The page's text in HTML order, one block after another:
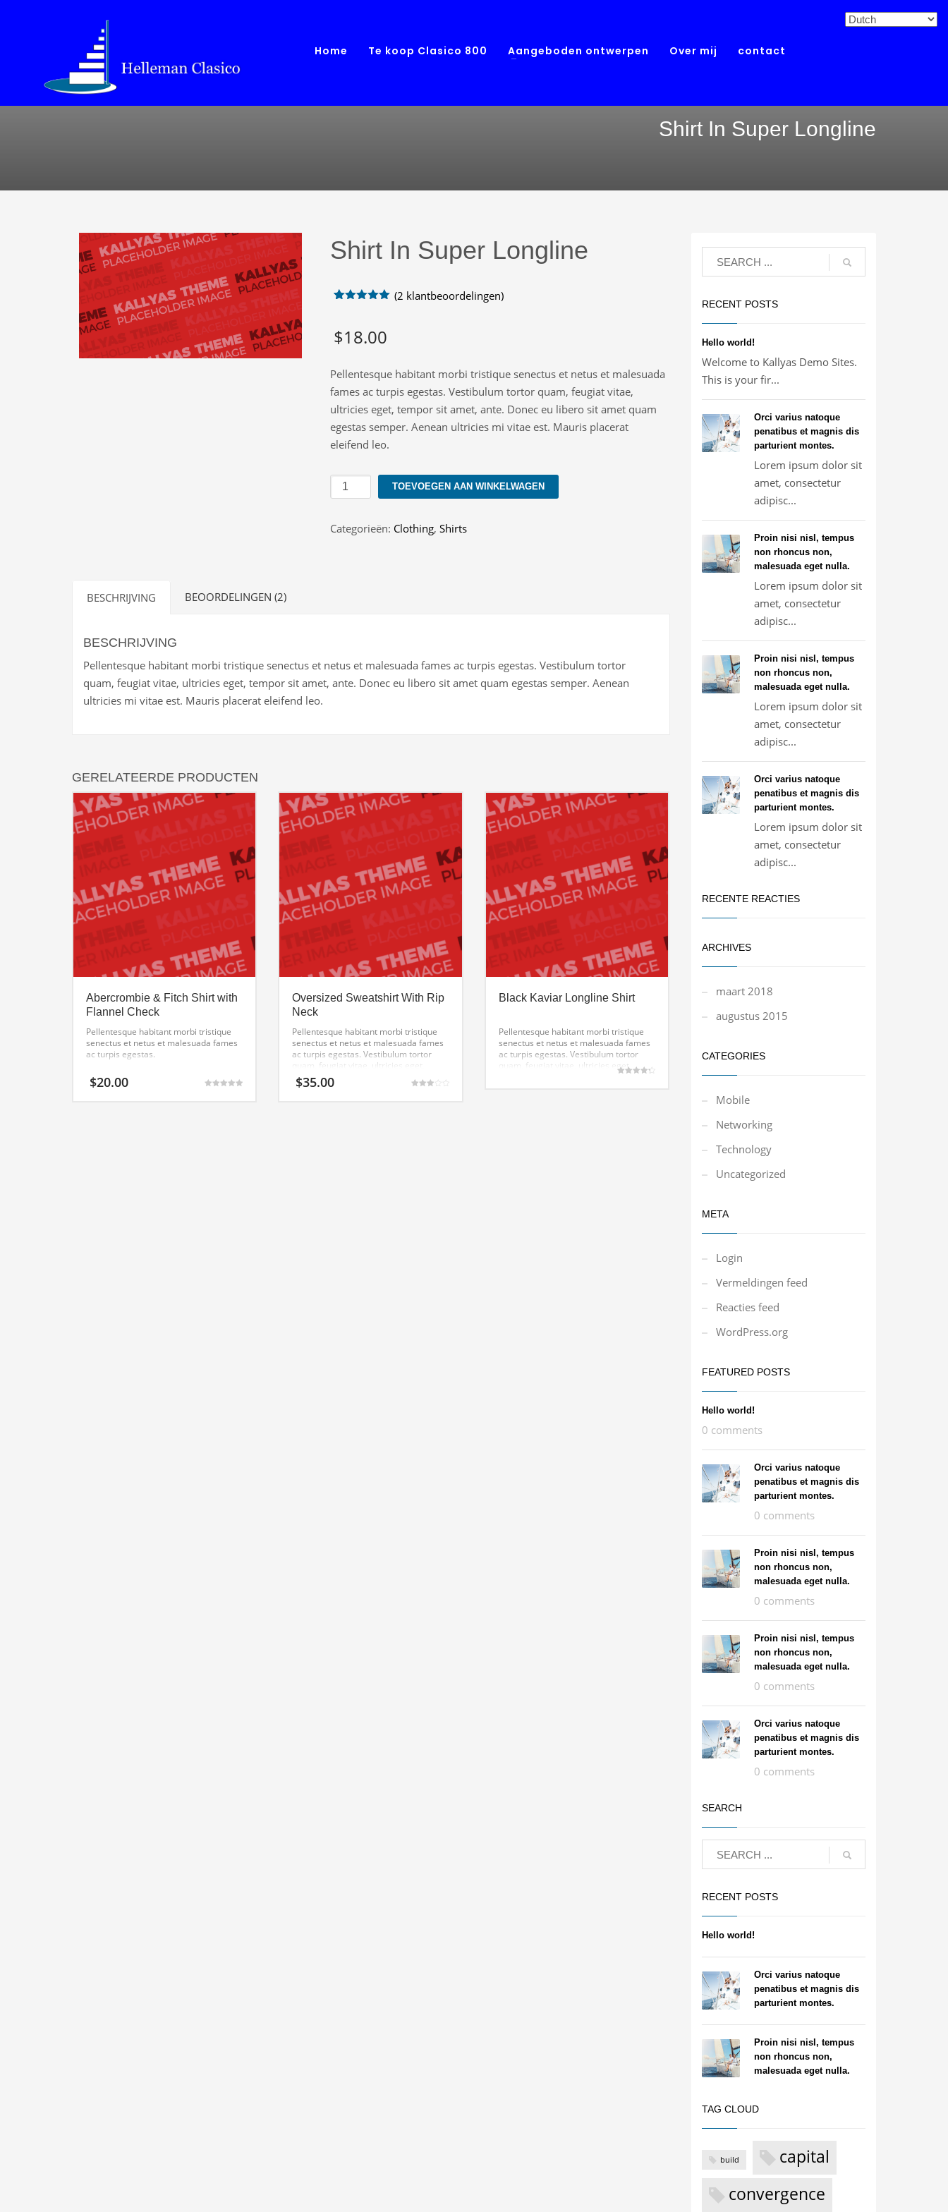
Home Te koop Clasico 800 Aangeboden ontwerpen Over mij contact
Shirt In Super Longline
Shirt In Super Longline
gebaseerd
op klant
(2 klantbeoordelingen)
$18.00
Pellentesque habitant morbi tristique senectus et netus et malesuada
fames ac turpis egestas. Vestibulum tortor quam, feugiat vitae,
ultricies eget, tempor sit amet, ante. Donec eu libero sit amet quam
egestas semper. Aenean ultricies mi vitae est. Mauris placerat
eleifend leo.
Shirt
In
Longline
TOEVOEGEN AAN WINKELWAGEN
Categorieën: Clothing, Shirts
BESCHRIJVING BEOORDELINGEN (2)
BESCHRIJVING
Pellentesque habitant morbi tristique senectus et netus et malesuada fames ac turpis egestas. Vestibulum tortor
quam, feugiat vitae, ultricies eget, tempor sit amet, ante. Donec eu libero sit amet quam egestas semper. Aenean
ultricies mi vitae est. Mauris placerat eleifend leo.
GERELATEERDE PRODUCTEN
Abercrombie & Fitch Shirt with
Flannel Check
Pellentesque habitant morbi tristique
senectus et netus et malesuada fames
ac turpis egestas.
$20.00
Oversized Sweatshirt With Rip
Neck
Pellentesque habitant morbi tristique
senectus et netus et malesuada fames
ac turpis egestas. Vestibulum tortor
quam, feugiat vitae, ultricies eget,
tempor sit amet, ante. Donec eu libero
sit amet quam egestas semper. Aenean
$35.00
Black Kaviar Longline Shirt
Pellentesque habitant morbi tristique
senectus et netus et malesuada fames
ac turpis egestas. Vestibulum tortor
quam, feugiat vitae, ultricies eget,
tempor sit amet, ante. Donec eu libero
RECENT POSTS
Hello world!
Welcome to Kallyas Demo Sites.
This is your fir...
Orci varius natoque
penatibus et magnis dis
parturient montes.
Lorem ipsum dolor sit
amet, consectetur
adipisc...
Proin nisi nisl, tempus
non rhoncus non,
malesuada eget nulla.
Lorem ipsum dolor sit
amet, consectetur
adipisc...
Proin nisi nisl, tempus
non rhoncus non,
malesuada eget nulla.
Lorem ipsum dolor sit
amet, consectetur
adipisc...
Orci varius natoque
penatibus et magnis dis
parturient montes.
Lorem ipsum dolor sit
amet, consectetur
adipisc...
RECENTE REACTIES
ARCHIVES
maart 2018
augustus 2015
CATEGORIES
Mobile
Networking
Technology
Uncategorized
META
Login
Vermeldingen feed
Reacties feed
WordPress.org
FEATURED POSTS
Hello world!
0 comments
Orci varius natoque
penatibus et magnis dis
parturient montes.
0 comments
Proin nisi nisl, tempus
non rhoncus non,
malesuada eget nulla.
0 comments
Proin nisi nisl, tempus
non rhoncus non,
malesuada eget nulla.
0 comments
Orci varius natoque
penatibus et magnis dis
parturient montes.
0 comments
SEARCH
RECENT POSTS
Hello world!
Orci varius natoque
penatibus et magnis dis
parturient montes.
Proin nisi nisl, tempus
non rhoncus non,
malesuada eget nulla.
TAG CLOUD
build
capital
convergence